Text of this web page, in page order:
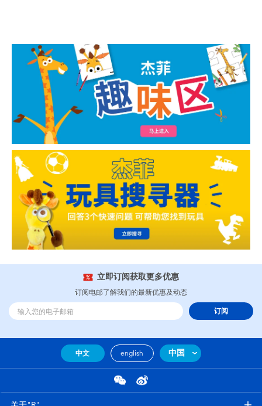
立即订阅获取更多优惠
订阅电邮了解我们的最新优惠及动态
订阅
中文 english 中国